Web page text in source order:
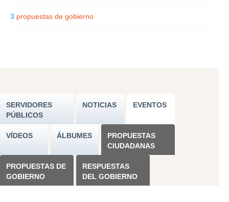
3 propuestas de gobierno
SERVIDORES
PÚBLICOS
NOTICIAS EVENTOS
VÍDEOS ÁLBUMES
PROPUESTAS
CIUDADANAS
PROPUESTAS DE
GOBIERNO
RESPUESTAS
DEL GOBIERNO